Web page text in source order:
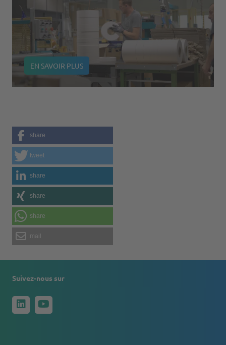
EN SAVOIR PLUS
share
tweet
share
share
share
mail
Suivez-nous sur